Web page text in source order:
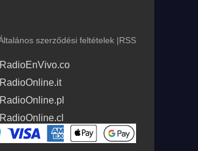
szerződési feltételek |RSS